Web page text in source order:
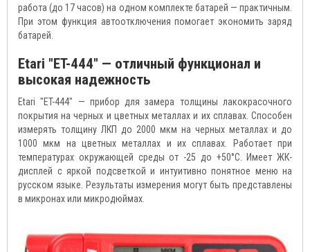
работа (до 17 часов) на одном комплекте батарей — практичным.
При этом функция автоотключения помогает экономить заряд
батарей.
Etari "ET-444" — отличный функционал и
высокая надежность
Etari "ET-444" — прибор для замера толщины лакокрасочного
покрытия на черных и цветных металлах и их сплавах. Способен
измерять толщину ЛКП до 2000 мкм на черных металлах и до
1000 мкм на цветных металлах и их сплавах. Работает при
температурах окружающей среды от -25 до +50°С. Имеет ЖК-
дисплей с яркой подсветкой и интуитивно понятное меню на
русском языке. Результаты измерения могут быть представлены
в микронах или микродюймах.